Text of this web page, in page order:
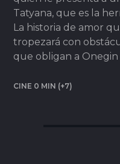
Tatyana, que es la
La historia de amor
tropezará con
que obligan a Onegin
CINE 0 MIN (+7)